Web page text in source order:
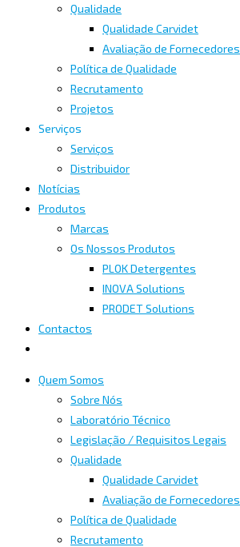
Qualidade
Qualidade Carvidet
Avaliação de Fornecedores
Política de Qualidade
Recrutamento
Projetos
Serviços
Serviços
Distribuidor
Notícias
Produtos
Marcas
Os Nossos Produtos
PLOK Detergentes
INOVA Solutions
PRODET Solutions
Contactos
Quem Somos
Sobre Nós
Laboratório Técnico
Legislação / Requisitos Legais
Qualidade
Qualidade Carvidet
Avaliação de Fornecedores
Política de Qualidade
Recrutamento